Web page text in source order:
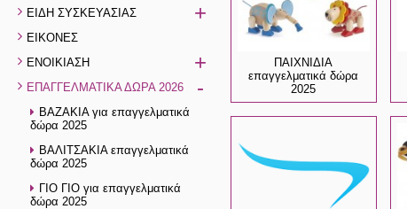
ΕΙΔΗ ΣΥΣΚΕΥΑΣΙΑΣ +
ΕΙΚΟΝΕΣ
ΕΝΟΙΚΙΑΣΗ
+
ΕΠΑΓΓΕΛΜΑΤΙΚΑ ΔΩΡΑ 2026 -
ΒΑΖΑΚΙΑ για επαγγελματικά
δώρα 2025
ΒΑΛΙΤΣΑΚΙΑ επαγγελματικά
δώρα 2025
ΓΙΟ ΓΙΟ για επαγγελματικά
δώρα 2025
ΠΑΙΧΝΙΔΙΑ
επαγγελματικά δώρα
2025